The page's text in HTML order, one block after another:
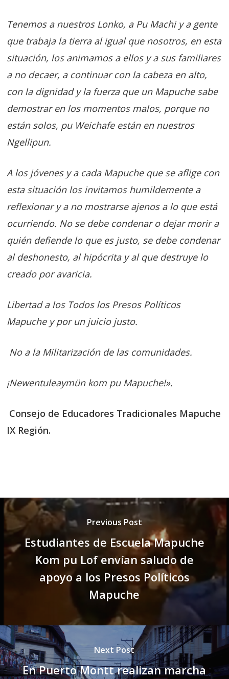
Tenemos a nuestros Lonko, a Pu Machi y a gente
que trabaja la tierra al igual que nosotros, en esta
situación, los animamos a ellos y a sus familiares
a no decaer, a continuar con la cabeza en alto,
con la dignidad y la fuerza que un Mapuche sabe
demostrar en los momentos malos, porque no
están solos, pu Weichafe están en nuestros
Ngellipun.
A los jóvenes y a cada Mapuche que se aflige con
esta situación los invitamos humildemente a
reflexionar y a no mostrarse ajenos a lo que está
ocurriendo. No se debe condenar o dejar morir a
quién defiende lo que es justo, se debe condenar
al deshonesto, al hipócrita y al que destruye lo
creado por avaricia.
Libertad a los Todos los Presos Políticos
Mapuche y por un juicio justo.
No a la Militarización de las comunidades.
¡Newentuleaymün kom pu Mapuche!».
Consejo de Educadores Tradicionales Mapuche
IX Región.
Previous Post
Estudiantes de Escuela Mapuche
Kom pu Lof envían saludo de
apoyo a los Presos Políticos
Mapuche
Next Post
En Puerto Montt realizan marcha